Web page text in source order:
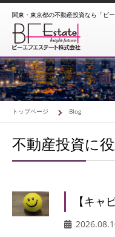
関東・東京都の不動産投資なら「ビ
トップページ Blog
不動産投資に
【キャ